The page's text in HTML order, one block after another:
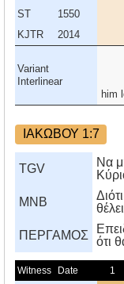
ST 1550
KJTR 2014
Variant
Interlinear
him
ΙΑΚΩΒΟΥ 1:7
TGV
Να
MNB
ΠΕΡΓΑΜΟΣ
ότι
Witness Date 1